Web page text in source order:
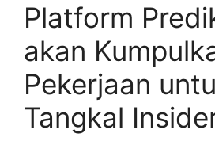
Platform
akan
Pekerjaan
Tangkal